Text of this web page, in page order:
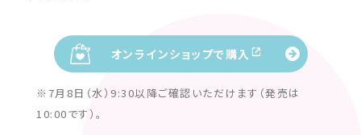
オンラインショップで購入
※7月8日（水）9:30以降ご確認いただけます（発売は
10:00です）。